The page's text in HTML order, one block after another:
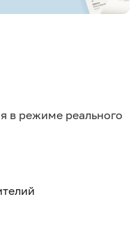
в режиме реального